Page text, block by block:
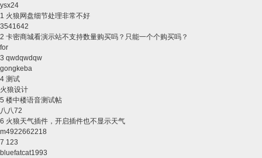
ysx24
1 火狼网盘细节处理非常不好
3541642
2 卡密商城看演示站不支持数量购买吗？只能一个个购买吗？
for
3 qwdqwdqw
gongkeba
4 测试
火狼设计
5 楼中楼语音测试帖
八八72
6 火狼天气插件，开启插件也不显示天气
m4922662218
7 123
bluefatcat1993